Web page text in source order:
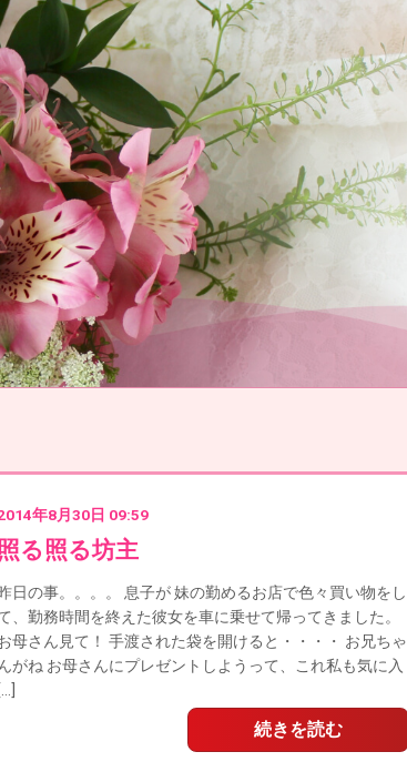
る照る坊主
年8月30日 09:59
日の事。。。。 息子が 妹の勤めるお店で色々買い物をし
、勤務時間を終えた彼女を車に乗せて帰ってきました。
母さん見て！ 手渡された袋を開けると・・・・ お兄ちゃ
がね お母さんにプレゼントしようって、これ私も気に入
続きを読む